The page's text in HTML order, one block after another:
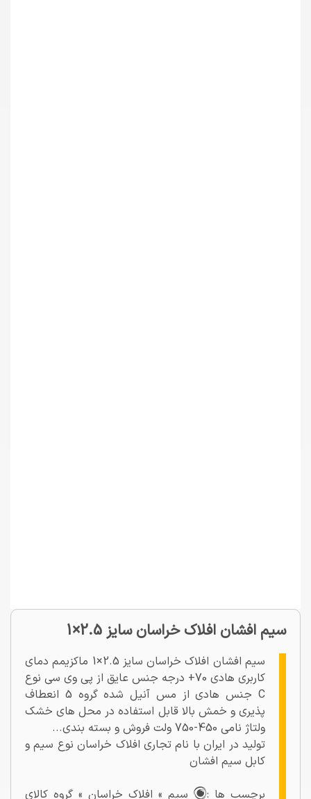
سیم افشان افلاک خراسان سایز 2.5×1
سیم افشان افلاک خراسان سایز 2.5×1 ماکزیمم دمای
کاربری هادی 70+ درجه جنس عایق از پی وی سی نوع
C جنس هادی از مس آنیل شده گروه 5 انعطاف
پذیری و خمش بالا قابل استفاده در محل های خشک
ولتاژ نامی 450-750 ولت فروش و بسته بندی...
تولید در ایران با نام تجاری افلاک خراسان نوع سیم و
کابل سیم افشان
برچسب ها :
سیم » افلاک خراسان » گروه کالای